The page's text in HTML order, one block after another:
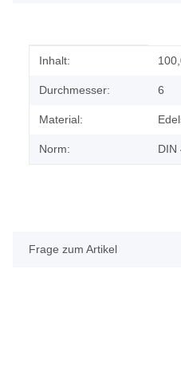
Produkteigenschaft
Wert
Inhalt:
Durchmesser: 6
Material:
Norm: DIN
Frage zum Artikel